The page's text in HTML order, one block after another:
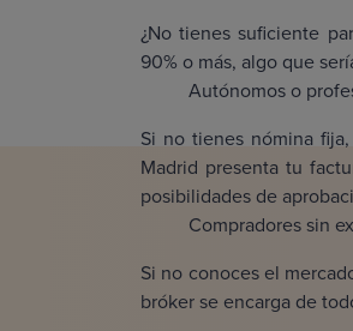
¿No tienes suficiente
90% o más, algo que
Autónomos o
Si no tienes nómina
Madrid presenta tu
posibilidades de
Compradores sin
Si no conoces el
bróker se encarga de